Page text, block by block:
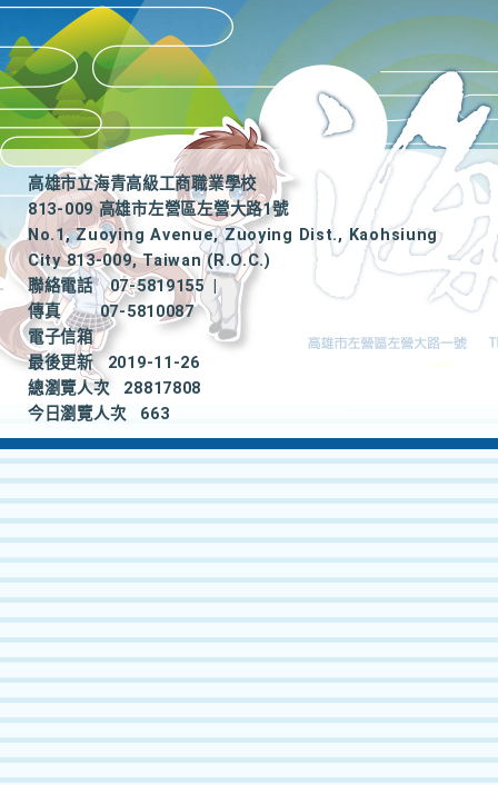
高雄市立海青高級工商職業學校
813-009 高雄市左營區左營大路1號
No.1, Zuoying Avenue, Zuoying Dist., Kaohsiung
City 813-009, Taiwan (R.O.C.)
聯絡電話
07-5819155
|
傳真
07-5810087
電子信箱
最後更新
2019-11-26
總瀏覽人次
28817808
今日瀏覽人次
663